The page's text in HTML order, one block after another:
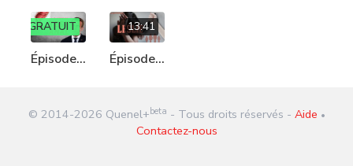
GRATUIT
Épisode
Anal
13:41
Épisode
© 2014-2026 Quenel+ beta - Tous droits réservés - Aide •
Contactez-nous